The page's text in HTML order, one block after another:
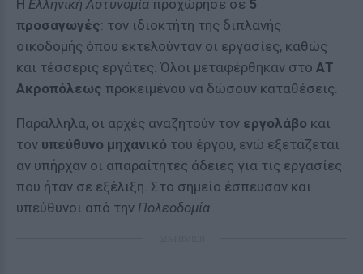
Η Ελληνική Αστυνομία προχώρησε σε 5
προσαγωγές: τον ιδιοκτήτη της διπλανής
οικοδομής όπου εκτελούνταν οι εργασίες, καθώς
και τέσσερις εργάτες. Όλοι μεταφέρθηκαν στο ΑΤ
Ακροπόλεως προκειμένου να δώσουν καταθέσεις.
Παράλληλα, οι αρχές αναζητούν τον εργολάβο και
τον υπεύθυνο μηχανικό του έργου, ενώ εξετάζεται
αν υπήρχαν οι απαραίτητες άδειες για τις εργασίες
που ήταν σε εξέλιξη. Στο σημείο έσπευσαν και
υπεύθυνοι από την Πολεοδομία.